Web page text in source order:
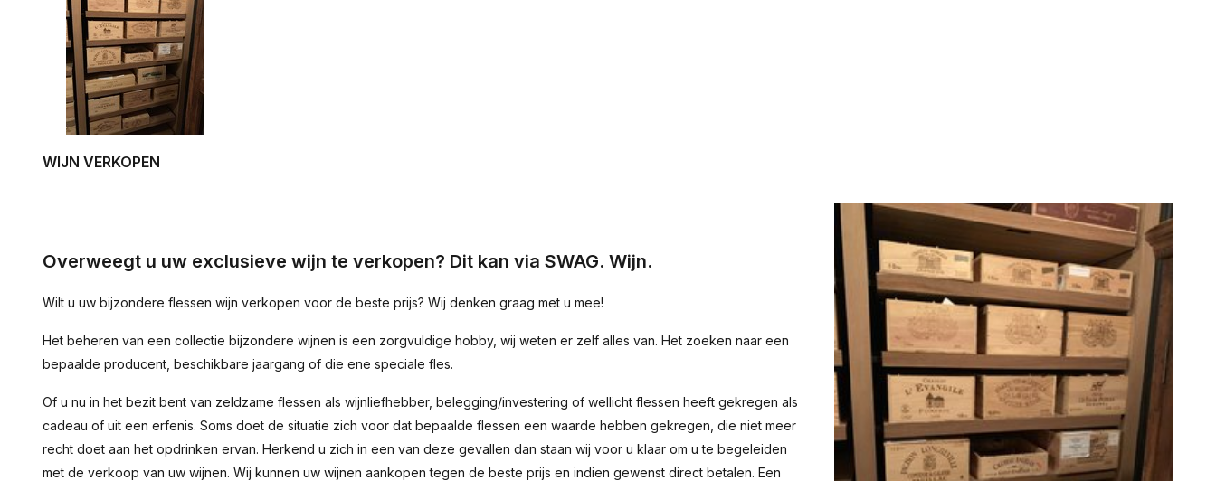
WIJN VERKOPEN
Overweegt u uw exclusieve wijn te verkopen? Dit kan via SWAG. Wijn.
Wilt u uw bijzondere flessen wijn verkopen voor de beste prijs? Wij denken graag met u mee!
Het beheren van een collectie bijzondere wijnen is een zorgvuldige hobby, wij weten er zelf alles van. Het zoeken naar een
bepaalde producent, beschikbare jaargang of die ene speciale fles.
Of u nu in het bezit bent van zeldzame flessen als wijnliefhebber, belegging/investering of wellicht flessen heeft gekregen als
cadeau of uit een erfenis. Soms doet de situatie zich voor dat bepaalde flessen een waarde hebben gekregen, die niet meer
recht doet aan het opdrinken ervan. Herkend u zich in een van deze gevallen dan staan wij voor u klaar om u te begeleiden
met de verkoop van uw wijnen. Wij kunnen uw wijnen aankopen tegen de beste prijs en indien gewenst direct betalen. Een